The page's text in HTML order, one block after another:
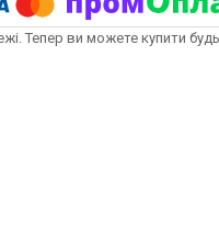
Тепер ви можете купити